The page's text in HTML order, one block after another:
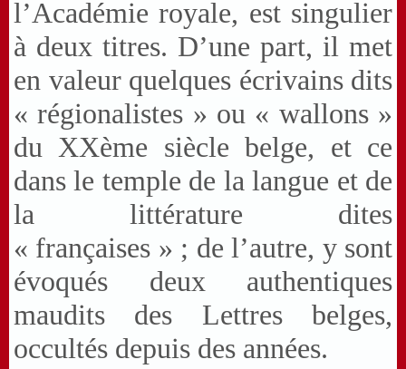
l’Académie royale, est singulier
à deux titres. D’une part, il met
en valeur quelques écrivains dits
« régionalistes » ou « wallons »
du XXème siècle belge, et ce
dans le temple de la langue et de
la littérature dites
« françaises » ; de l’autre, y sont
évoqués deux authentiques
maudits des Lettres belges,
occultés depuis des années.